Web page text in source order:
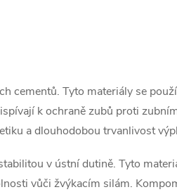
cementů. Tyto materiály se
k ochraně zubů proti
a dlouhodobou trvanlivost
v ústní dutině. Tyto
vůči žvýkacím silám.